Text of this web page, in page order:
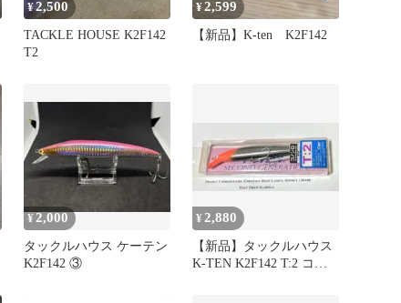
¥2,500
TACKLE HOUSE K2F142
T2
¥2,599
【新品】K-ten K2F142
¥ 2,000
タックルハウス ケーテン
K2F142 ③
¥ 2,880
【新品】タックルハウス
K-TEN K2F142 T:2 コノ